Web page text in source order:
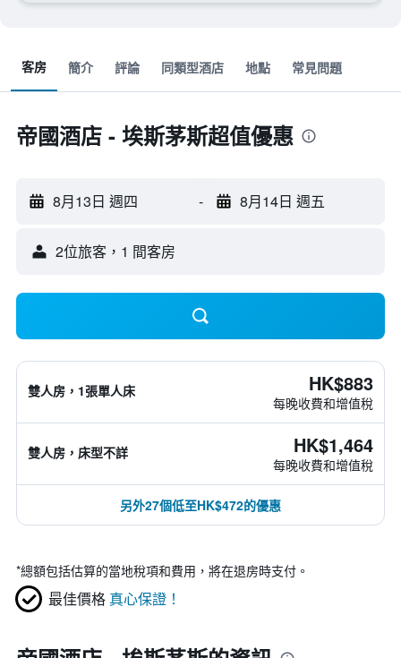
客房 簡介 評論 同類型酒店 地點 常見問題
帝國酒店 - 埃斯茅斯超值優惠
8月13日 週四 - 8月14日 週五
2位旅客，1 間客房
雙人房，1張單人床 HK$883
每晚收費和增值稅
雙人房，床型不詳 HK$1,464
每晚收費和增值稅
另外27個低至HK$472的優惠
*總額包括估算的當地稅項和費用，將在退房時支付。
最佳價格 真心保證！